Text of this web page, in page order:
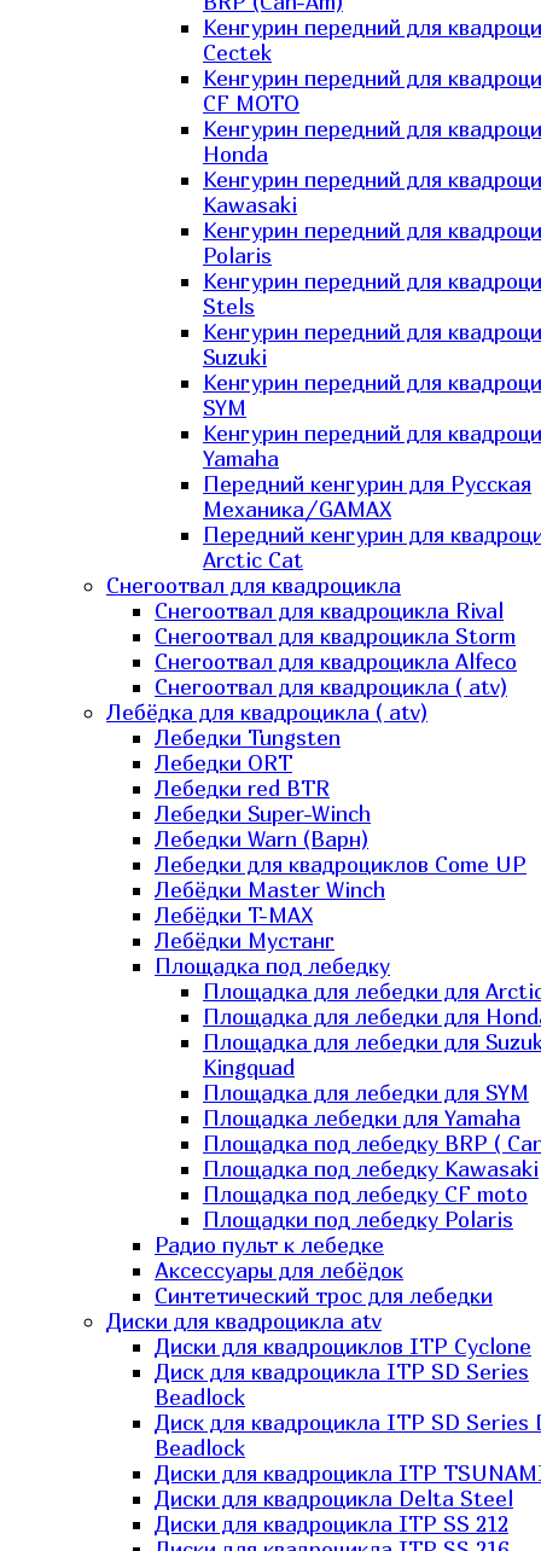
Кенгурин передний для
Cectek
Кенгурин передний для
CF MOTO
Кенгурин передний для
Honda
Кенгурин передний для
Kawasaki
Кенгурин передний для
Polaris
Кенгурин передний для
Stels
Кенгурин передний для
Suzuki
Кенгурин передний для
SYM
Кенгурин передний для
Yamaha
Передний кенгурин для Русская
Механика/GAMAX
Передний кенгурин для
Arctic Cat
Снегоотвал для квадроцикла
Снегоотвал для квадроцикла Rival
Снегоотвал для квадроцикла Storm
Снегоотвал для квадроцикла Alfeco
Снегоотвал для квадроцикла ( atv)
Лебёдка для квадроцикла ( atv)
Лебедки Tungsten
Лебедки ORT
Лебедки red BTR
Лебедки Super-Winch
Лебедки Warn (Варн)
Лебедки для квадроциклов Come UP
Лебёдки Master Winch
Лебёдки T-MAX
Лебёдки Мустанг
Площадка под лебедку
Площадка для лебедки для
Площадка для лебедки для
Площадка для лебедки для
Kingquad
Площадка для лебедки для SYM
Площадка лебедки для Yamaha
Площадка под лебедку BRP (
Площадка под лебедку Kawasaki
Площадка под лебедку СF moto
Площадки под лебедку Polaris
Радио пульт к лебедке
Аксессуары для лебёдок
Синтетический трос для лебедки
Диски для квадроцикла atv
Диски для квадроциклов ITP Cyclone
Диск для квадроцикла ITP SD Series
Beadlock
Диск для квадроцикла ITP SD Series
Beadlock
Диски для квадроцикла ITP
Диски для квадроцикла Delta Steel
Диски для квадроцикла ITP SS 212